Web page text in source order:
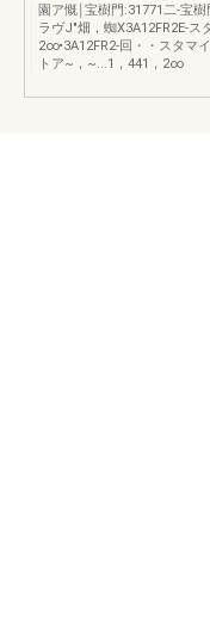
園ア慨￨宝樹門:31771二-宝
ラヴJ"畑，蜘X3A12FR2E-ス
2∞•3A12FR2-回・・スタマ
トア~，~...1，441，2∞